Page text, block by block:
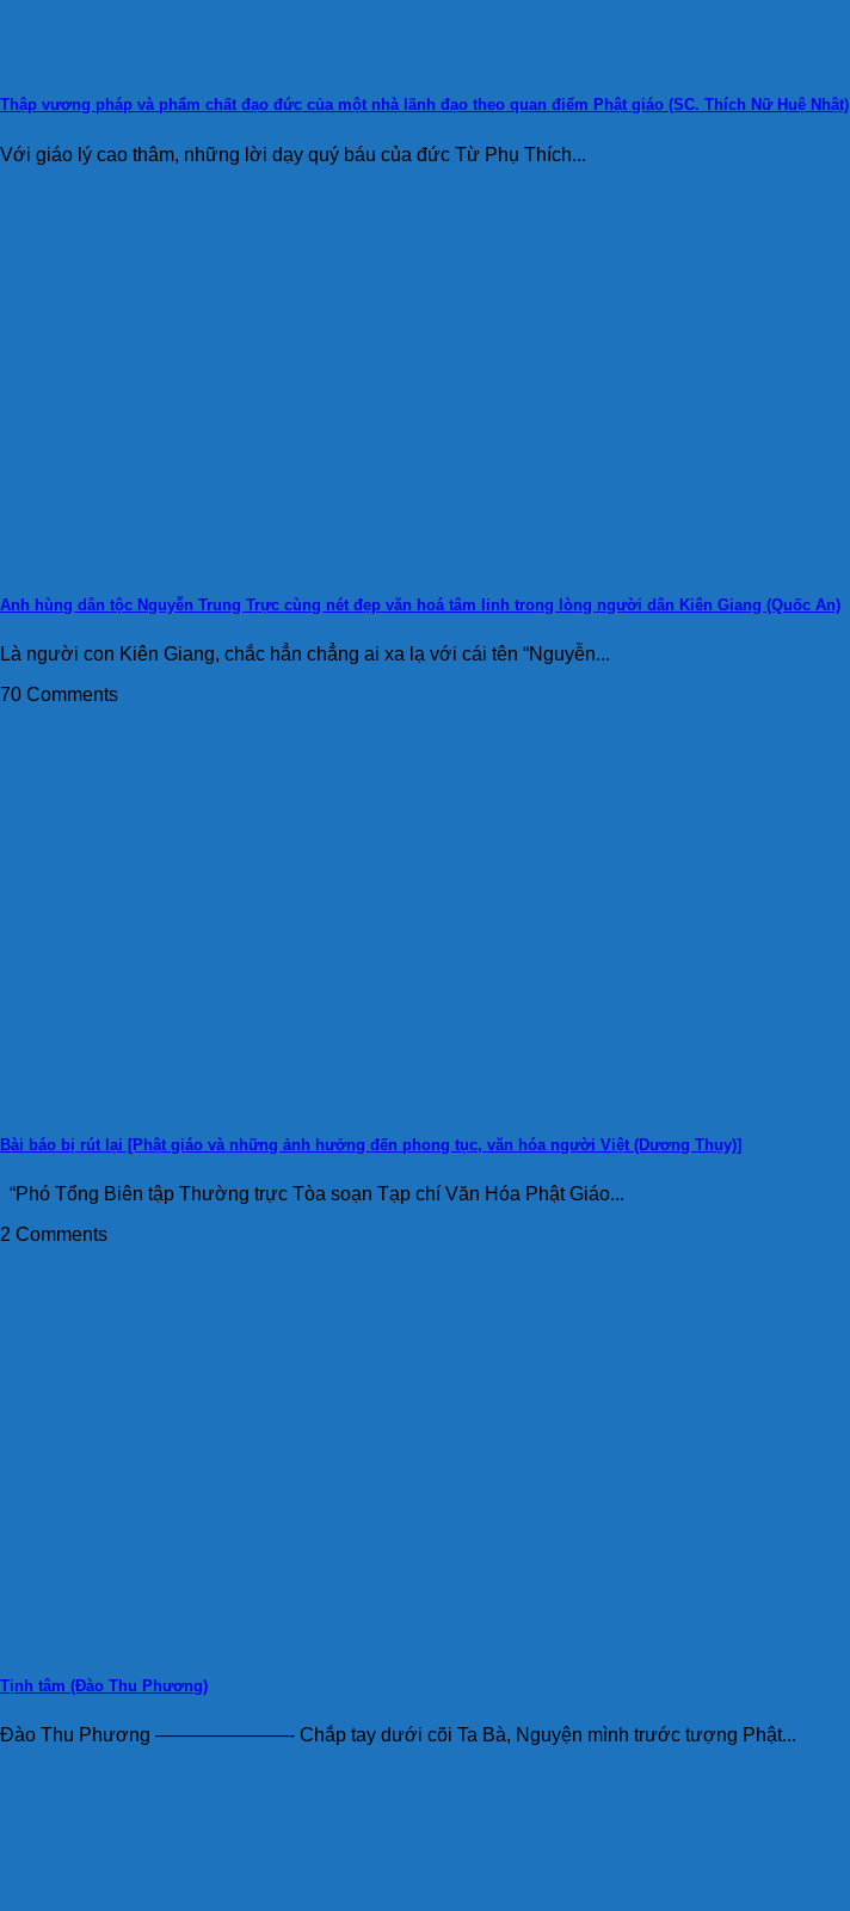
Thập vương pháp và phẩm chất đạo đức của một nhà lãnh đạo theo quan điểm Phật giáo (SC. Thích Nữ Huệ Nhật)
Với giáo lý cao thâm, những lời dạy quý báu của đức Từ Phụ Thích...
Anh hùng dân tộc Nguyễn Trung Trực cùng nét đẹp văn hoá tâm linh trong lòng người dân Kiên Giang (Quốc An)
Là người con Kiên Giang, chắc hẳn chẳng ai xa lạ với cái tên “Nguyễn...
70 Comments
Bài báo bị rút lại [Phật giáo và những ảnh hưởng đến phong tục, văn hóa người Việt (Dương Thụy)]
“Phó Tổng Biên tập Thường trực Tòa soạn Tạp chí Văn Hóa Phật Giáo...
2 Comments
Tịnh tâm (Đào Thu Phương)
Đào Thu Phương ———————- Chắp tay dưới cõi Ta Bà, Nguyện mình trước tượng Phật...